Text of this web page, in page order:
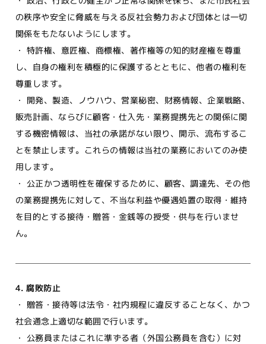
の秩序や安全に脅威を与える反社会勢力および団体とは一切
関係をもたないようにします。
・ 特許権、意匠権、商標権、著作権等の知的財産権を尊重
し、自身の権利を積極的に保護するとともに、他者の権利を
尊重します。
・ 開発、製造、ノウハウ、営業秘密、財務情報、企業戦略、
販売計画、ならびに顧客・仕入先・業務提携先との関係に関
する機密情報は、当社の承諾がない限り、開示、流布するこ
とを禁止します。これらの情報は当社の業務においてのみ使
用します。
・ 公正かつ透明性を確保するために、顧客、調達先、その他
の業務提携先に対して、不当な利益や優遇処置の取得・維持
を目的とする接待・贈答・金銭等の授受・供与を行いませ
ん。
4. 腐敗防止
・ 贈答・接待等は法令・社内規程に違反することなく、かつ
社会通念上適切な範囲で行います。
・ 公務員またはこれに準ずる者（外国公務員を含む）に対